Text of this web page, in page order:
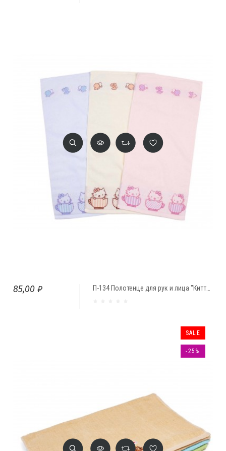
85,00 ₽
SALE
-25%